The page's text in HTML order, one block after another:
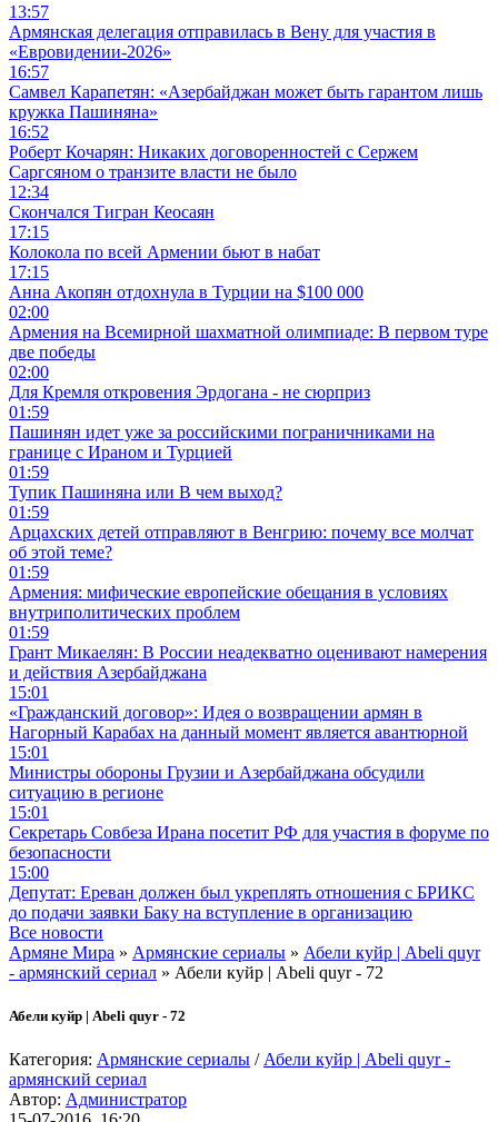
13:57
Армянская делегация отправилась в Вену для участия в
«Евровидении-2026»
16:57
Самвел Карапетян: «Азербайджан может быть гарантом лишь
кружка Пашиняна»
16:52
Роберт Кочарян: Никаких договоренностей с Сержем
Саргсяном о транзите власти не было
12:34
Скончался Тигран Кеосаян
17:15
Колокола по всей Армении бьют в набат
17:15
Анна Акопян отдохнула в Турции на $100 000
02:00
Армения на Всемирной шахматной олимпиаде: В первом туре
две победы
02:00
Для Кремля откровения Эрдогана - не сюрприз
01:59
Пашинян идет уже за российскими пограничниками на
границе с Ираном и Турцией
01:59
Тупик Пашиняна или В чем выход?
01:59
Арцахских детей отправляют в Венгрию: почему все молчат
об этой теме?
01:59
Армения: мифические европейские обещания в условиях
внутриполитических проблем
01:59
Грант Микаелян: В России неадекватно оценивают намерения
и действия Азербайджана
15:01
«Гражданский договор»: Идея о возвращении армян в
Нагорный Карабах на данный момент является авантюрной
15:01
Министры обороны Грузии и Азербайджана обсудили
ситуацию в регионе
15:01
Секретарь Совбеза Ирана посетит РФ для участия в форуме по
безопасности
15:00
Депутат: Ереван должен был укреплять отношения с БРИКС
до подачи заявки Баку на вступление в организацию
Все новости
Армяне Мира » Армянские сериалы » Абели куйр | Abeli quyr
- армянский сериал » Абели куйр | Abeli quyr - 72
Абели куйр | Abeli quyr - 72
Категория: Армянские сериалы / Абели куйр | Abeli quyr -
армянский сериал
Автор: Администратор